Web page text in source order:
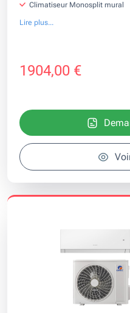
Climatiseur Monosplit mural
Lire plus...
1904,00 €